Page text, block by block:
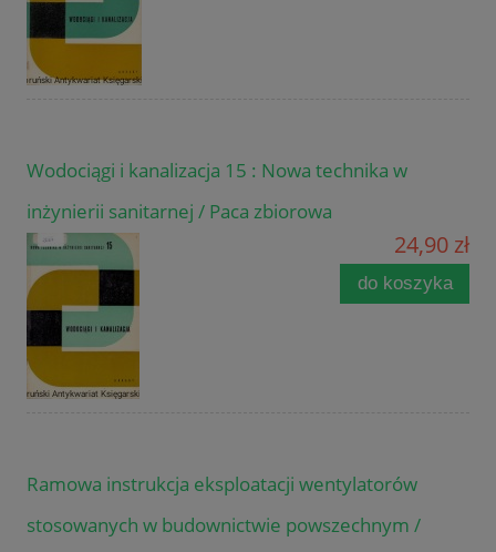
Wodociągi i kanalizacja 15 : Nowa technika w
inżynierii sanitarnej / Paca zbiorowa
24,90 zł
do koszyka
Ramowa instrukcja eksploatacji wentylatorów
stosowanych w budownictwie powszechnym /